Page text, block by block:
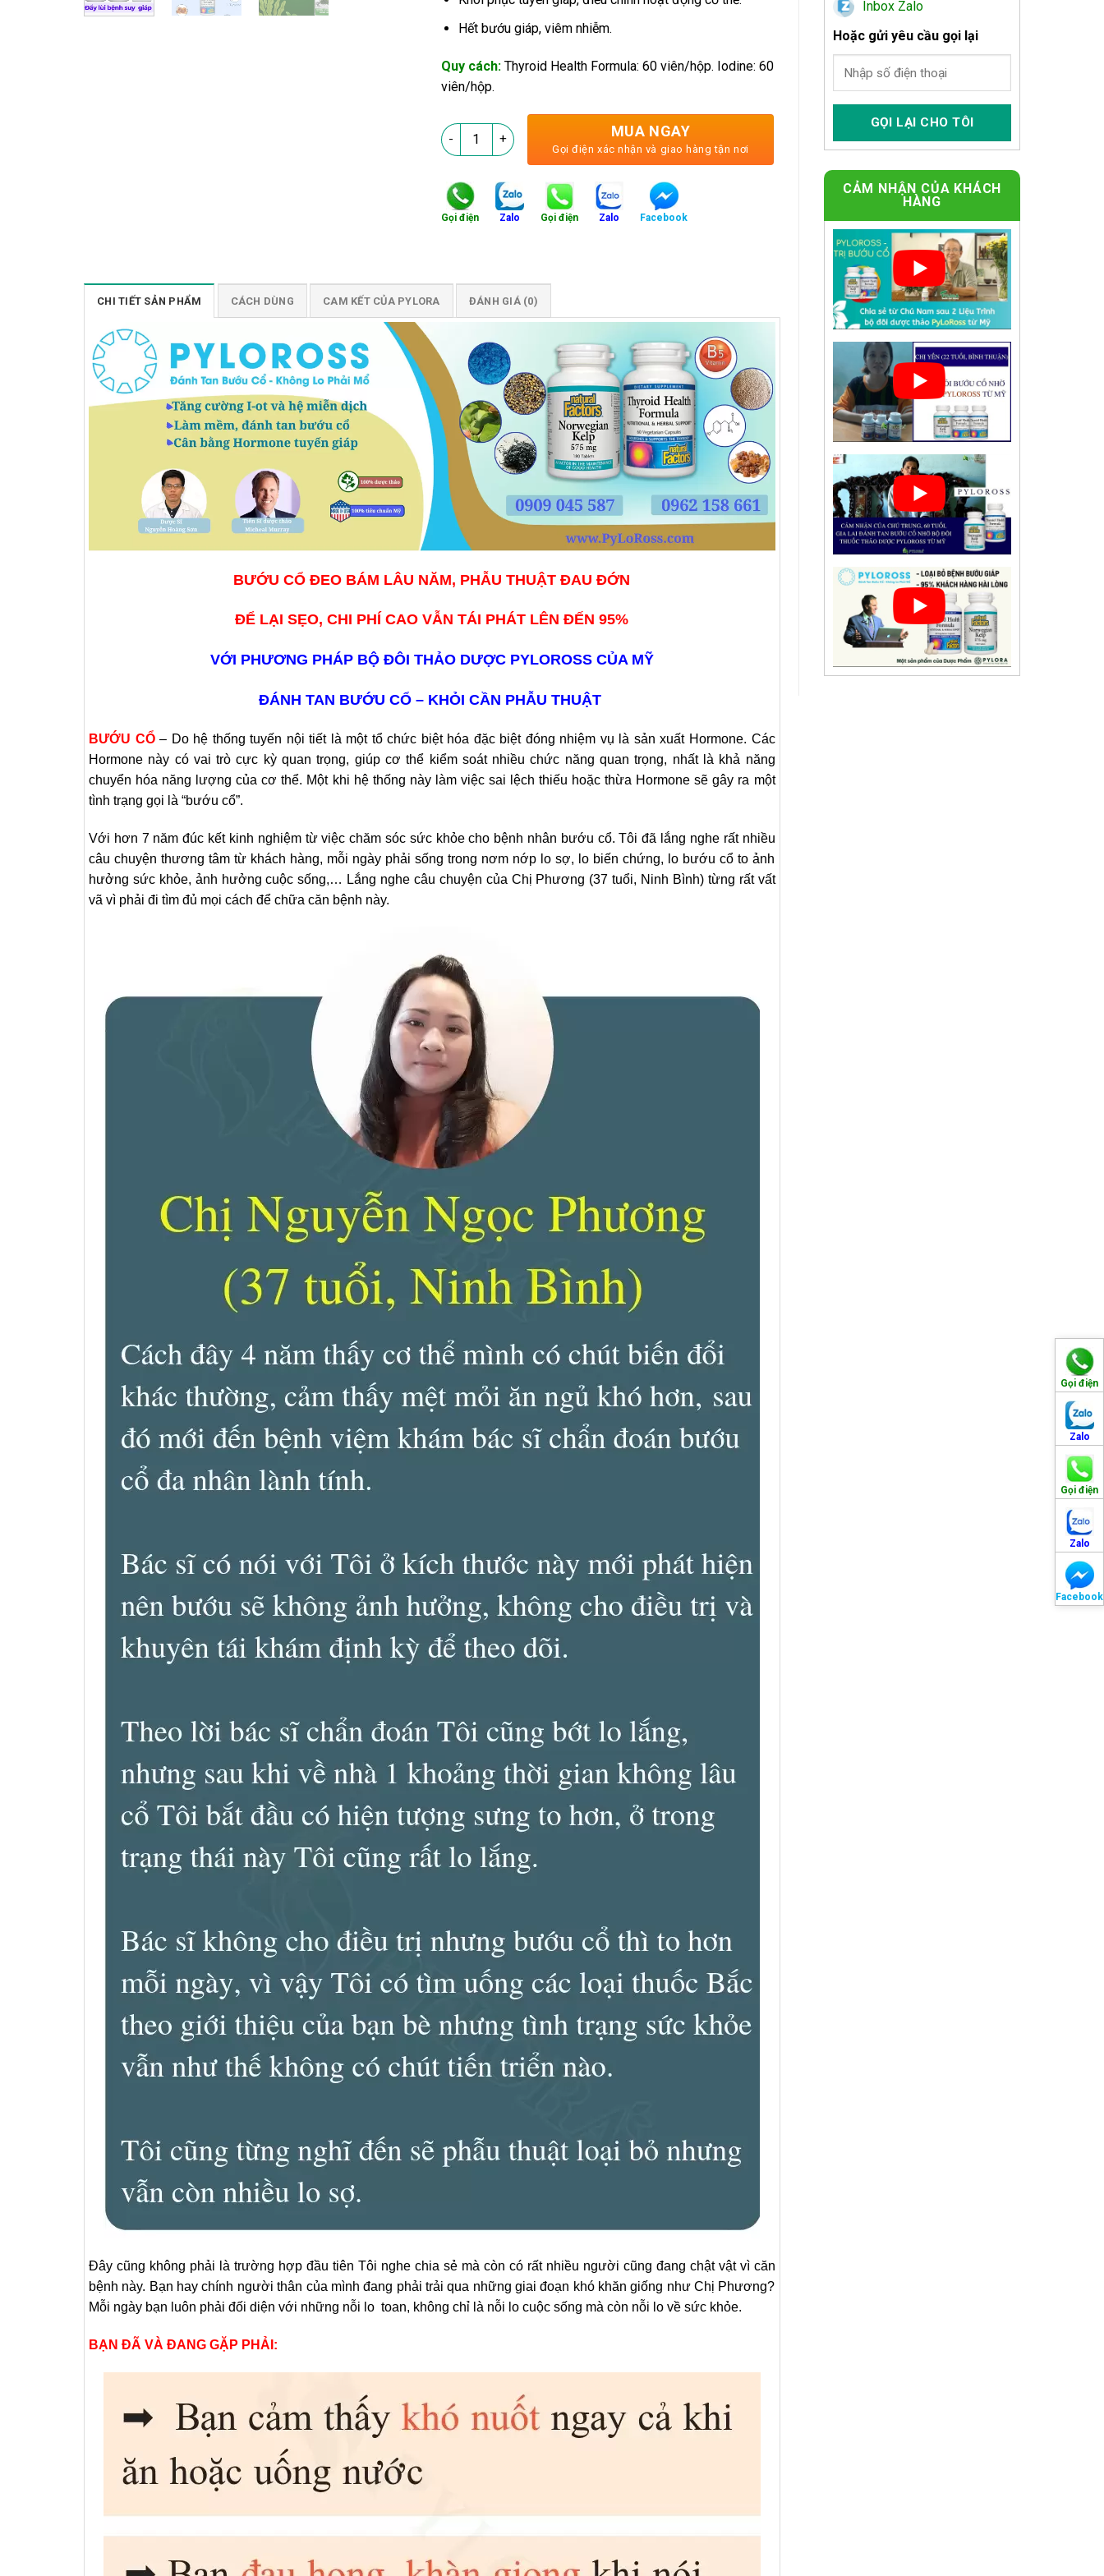
Gọi điện
Zalo
Gọi điện
Zalo
Facebook
Hết bướu giáp, viêm nhiễm.
Quy cách: Thyroid Health Formula: 60 viên/hộp. Iodine: 60
viên/hộp.
PyLoRoss - Đánh Tan Bướu Cổ, Không Lo Phải Mổ số lượng
MUA NGAY
Gọi điện xác nhận và giao hàng tận nơi
Gọi điện Zalo Gọi điện Zalo Facebook
Inbox Zalo
Hoặc gửi yêu cầu gọi lại
CẢM NHẬN CỦA KHÁCH
HÀNG
CHI TIẾT SẢN PHẨM CÁCH DÙNG CAM KẾT CỦA PYLORA ĐÁNH GIÁ (0)
BƯỚU CỔ ĐEO BÁM LÂU NĂM, PHẪU THUẬT ĐAU ĐỚN
ĐỂ LẠI SẸO, CHI PHÍ CAO VẪN TÁI PHÁT LÊN ĐẾN 95%
VỚI PHƯƠNG PHÁP BỘ ĐÔI THẢO DƯỢC PYLOROSS CỦA MỸ
ĐÁNH TAN BƯỚU CỔ – KHỎI CẦN PHẪU THUẬT
BƯỚU CỔ– Do hệ thống tuyến nội tiết là một tổ chức biệt hóa đặc biệt đóng nhiệm vụ là sản xuất Hormone. Các
Hormone này có vai trò cực kỳ quan trọng, giúp cơ thể kiểm soát nhiều chức năng quan trọng, nhất là khả năng
chuyển hóa năng lượng của cơ thể. Một khi hệ thống này làm việc sai lệch thiếu hoặc thừa Hormone sẽ gây ra một
tình trạng gọi là “bướu cổ”.
Với hơn 7 năm đúc kết kinh nghiệm từ việc chăm sóc sức khỏe cho bệnh nhân bướu cổ. Tôi đã lắng nghe rất nhiều
câu chuyện thương tâm từ khách hàng, mỗi ngày phải sống trong nơm nớp lo sợ, lo biến chứng, lo bướu cổ to ảnh
hưởng sức khỏe, ảnh hưởng cuộc sống,… Lắng nghe câu chuyện của Chị Phương (37 tuổi, Ninh Bình) từng rất vất
vã vì phải đi tìm đủ mọi cách để chữa căn bệnh này.
Đây cũng không phải là trường hợp đầu tiên Tôi nghe chia sẻ mà còn có rất nhiều người cũng đang chật vật vì căn
bệnh này. Bạn hay chính người thân của mình đang phải trải qua những giai đoạn khó khăn giống như Chị Phương?
Mỗi ngày bạn luôn phải đối diện với những nỗi lo toan, không chỉ là nỗi lo cuộc sống mà còn nỗi lo về sức khỏe.
BẠN ĐÃ VÀ ĐANG GẶP PHẢI: